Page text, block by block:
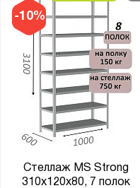
-10%
Стеллаж MS Strong
310х120х80, 7 полок
Показать